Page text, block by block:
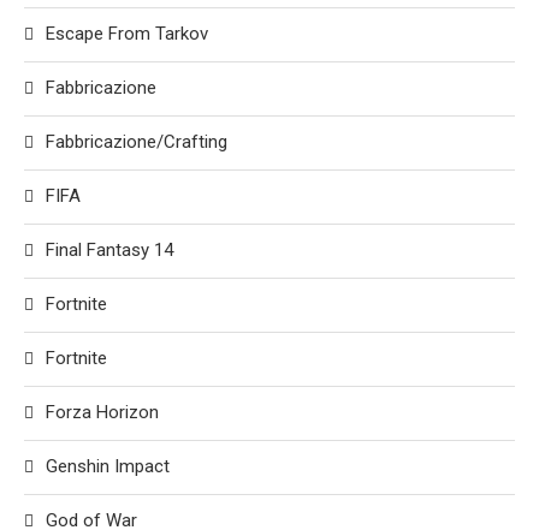
Escape From Tarkov
Fabbricazione
Fabbricazione/Crafting
FIFA
Final Fantasy 14
Fortnite
Fortnite
Forza Horizon
Genshin Impact
God of War